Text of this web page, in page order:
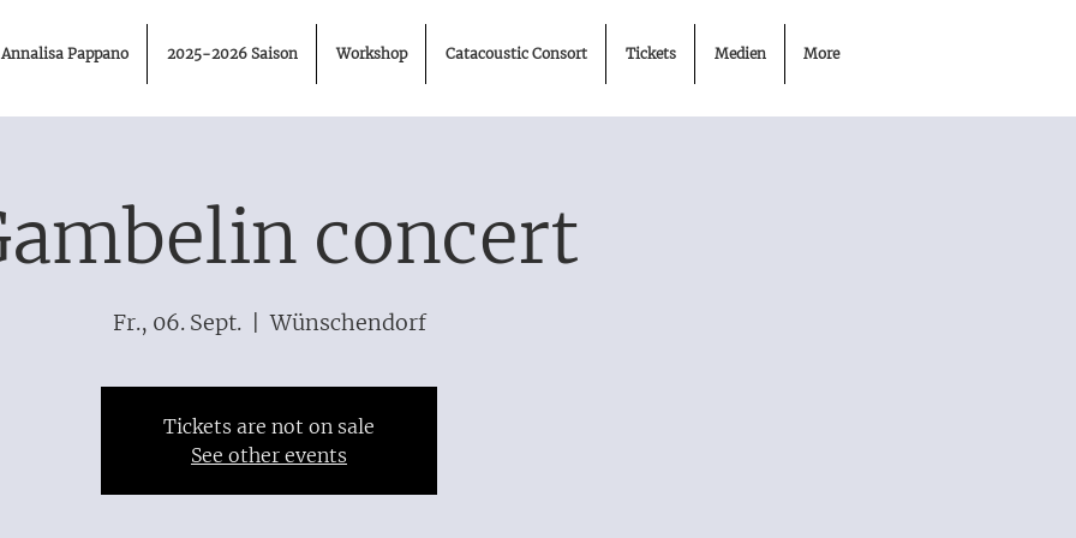
concert
Fr., 06. Sept.
  |
Wünschendorf
Tickets are not on sale
See other events
Annalisa Pappano 2025-2026 Saison Workshop Catacoustic Consort Tickets Medien More